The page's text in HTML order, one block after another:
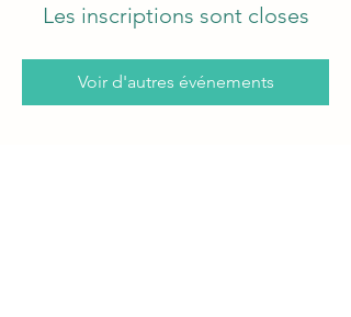
Les inscriptions sont closes
Voir d'autres événements